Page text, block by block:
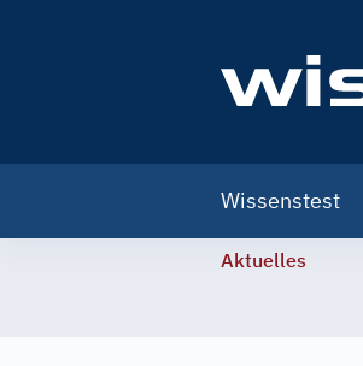
navigation
Wissenstest
Aktuelles